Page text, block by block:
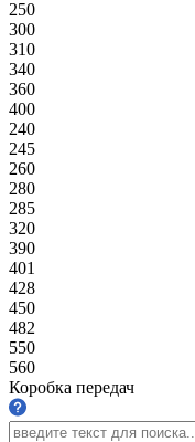
250
300
310
340
360
400
240
245
260
280
285
320
390
401
428
450
482
550
560
Коробка передач